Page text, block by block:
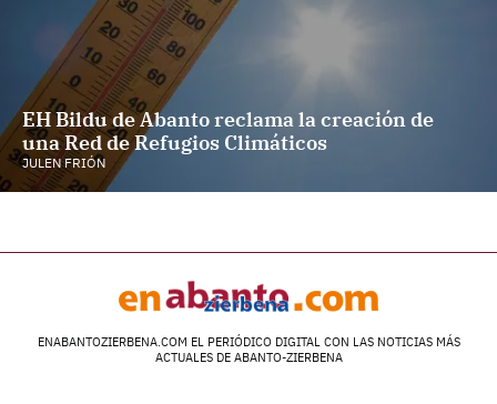
EH Bildu de Abanto reclama la creación de
una Red de Refugios Climáticos
JULEN FRIÓN
ENABANTOZIERBENA.COM EL PERIÓDICO DIGITAL CON LAS NOTICIAS MÁS
ACTUALES DE ABANTO-ZIERBENA